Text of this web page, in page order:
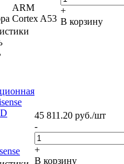
ARM
Cortex A53
+
В корзину
45 811.20 руб./шт
-
+
В корзину